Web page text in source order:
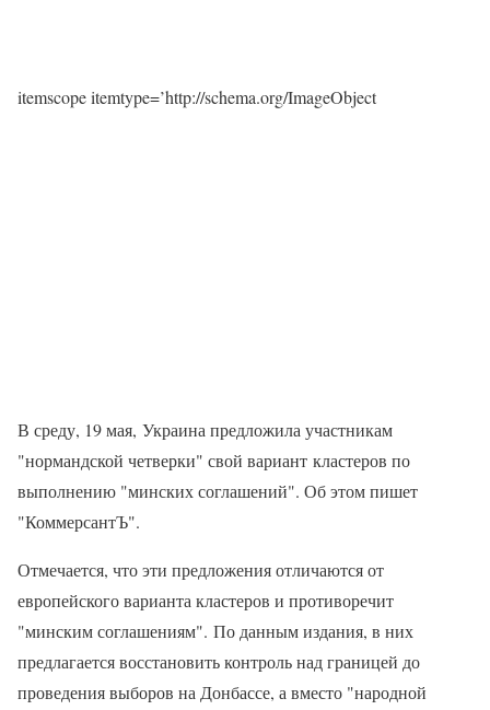
itemscope itemtype=’http://schema.org/ImageObject
В среду, 19 мая, Украина предложила участникам
"нормандской четверки" свой вариант кластеров по
выполнению "минских соглашений". Об этом пишет
"КоммерсантЪ".
Отмечается, что эти предложения отличаются от
европейского варианта кластеров и противоречит
"минским соглашениям". По данным издания, в них
предлагается восстановить контроль над границей до
проведения выборов на Донбассе, а вместо "народной